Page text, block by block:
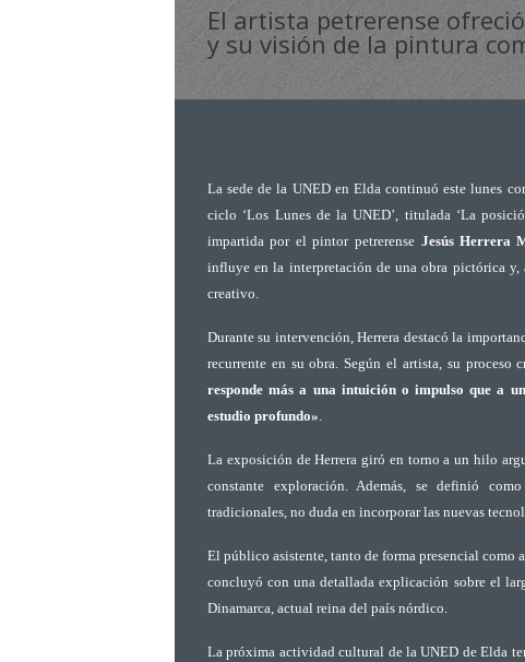
El artista petrerense
y su visión de la pintura
La sede de la UNED en Elda continuó este lunes
ciclo ‘Los Lunes de la UNED’, titulada ‘La
impartida por el pintor petrerense Jesús Herrera
influye en la interpretación de una obra pictórica
creativo.
Durante su intervención, Herrera destacó la
recurrente en su obra. Según el artista, su
responde más a una intuición o impulso que a
estudio profundo».
La exposición de Herrera giró en torno a un hilo
constante exploración. Además, se definió
tradicionales, no duda en incorporar las nuevas
El público asistente, tanto de forma presencial como
concluyó con una detallada explicación sobre el
Dinamarca, actual reina del país nórdico.
La próxima actividad cultural de la UNED de Elda